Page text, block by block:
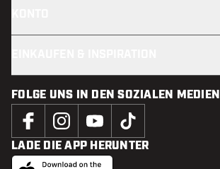
FOLGE UNS IN DEN SOZIALEN MEDIEN
LADE DIE APP HERUNTER